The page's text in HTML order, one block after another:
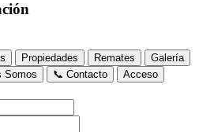
Propiedades Remates
Galería
Somos 📞 Contacto
Acceso